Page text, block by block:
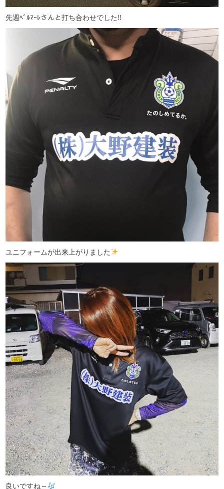
先週ﾍﾞﾙﾏｰﾚさんと打ち合わせでした!!
ユニフォームが出来上がりました
良いですね～